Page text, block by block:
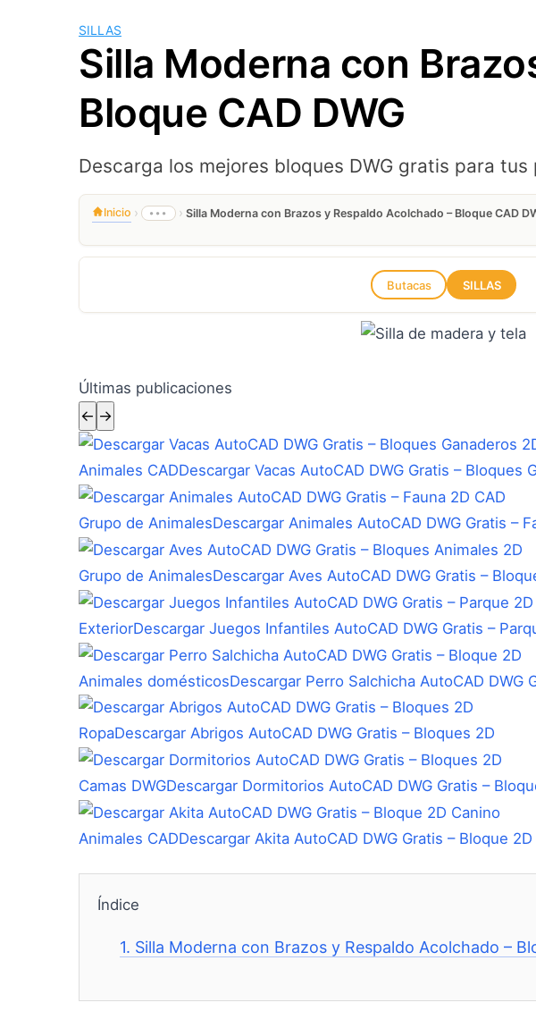
SILLAS
Silla Moderna con
Bloque CAD DWG
Descarga los mejores bloques DWG gratis para
Inicio › ••• › Silla Moderna con Brazos y Respaldo Acolchado – Bloque CAD
Butacas SILLAS
Últimas publicaciones
← →
Animales CADDescargar Vacas AutoCAD DWG Gratis – Bloques
Grupo de AnimalesDescargar Animales AutoCAD DWG Gratis –
Grupo de AnimalesDescargar Aves AutoCAD DWG Gratis –
ExteriorDescargar Juegos Infantiles AutoCAD DWG Gratis –
Animales domésticosDescargar Perro Salchicha AutoCAD DWG
RopaDescargar Abrigos AutoCAD DWG Gratis – Bloques 2D
Camas DWGDescargar Dormitorios AutoCAD DWG Gratis –
Animales CADDescargar Akita AutoCAD DWG Gratis – Bloque
Índice
1. Silla Moderna con Brazos y Respaldo Acolchado –